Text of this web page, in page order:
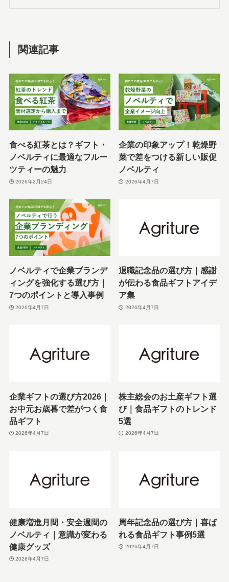
関連記事
食べる紅茶とは？ギフト・
ノベルティに最適なフルー
ツティーの魅力
2026年2月24日
企業の印象アップ！乾燥野
菜で差をつける新しい販促
ノベルティ
2026年4月7日
ノベルティで企業ブランデ
ィングを強化する選び方｜
7つのポイントと導入事例
2026年4月7日
退職記念品の選び方｜感謝
が伝わる食品ギフトアイデ
ア集
2026年4月7日
企業ギフトの選び方2026｜
お中元お歳暮で差がつく食
品ギフト
2026年4月7日
株主総会のお土産ギフト選
び｜食品ギフトのトレンド
5選
2026年4月7日
健康増進月間・安全週間の
ノベルティ｜意識が変わる
健康グッズ
2026年4月7日
周年記念品の選び方｜喜ば
れる食品ギフト事例5選
2026年4月7日